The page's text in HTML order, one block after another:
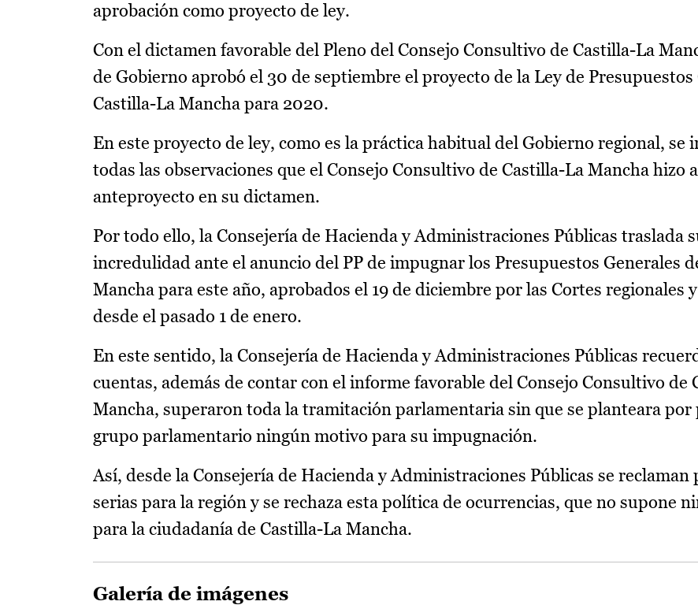
aprobación como proyecto de ley.
Con el dictamen favorable del Pleno del Consejo Consultivo de Castilla-La
de Gobierno aprobó el 30 de septiembre el proyecto de la Ley de Presupuestos
Castilla-La Mancha para 2020.
En este proyecto de ley, como es la práctica habitual del Gobierno regional, se
todas las observaciones que el Consejo Consultivo de Castilla-La Mancha hizo
anteproyecto en su dictamen.
Por todo ello, la Consejería de Hacienda y Administraciones Públicas traslada
incredulidad ante el anuncio del PP de impugnar los Presupuestos Generales
Mancha para este año, aprobados el 19 de diciembre por las Cortes regionales
desde el pasado 1 de enero.
En este sentido, la Consejería de Hacienda y Administraciones Públicas
cuentas, además de contar con el informe favorable del Consejo Consultivo de
Mancha, superaron toda la tramitación parlamentaria sin que se planteara por
grupo parlamentario ningún motivo para su impugnación.
Así, desde la Consejería de Hacienda y Administraciones Públicas se reclaman
serias para la región y se rechaza esta política de ocurrencias, que no supone
para la ciudadanía de Castilla-La Mancha.
Galería de imágenes